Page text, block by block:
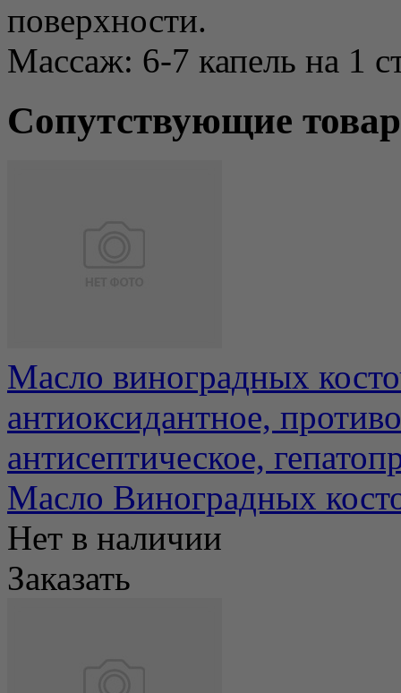
поверхности.
Массаж: 6-7 капель на 1
Сопутствующие
Масло виноградных
антиоксидантное,
антисептическое,
Масло Виноградных
Нет в наличии
Заказать